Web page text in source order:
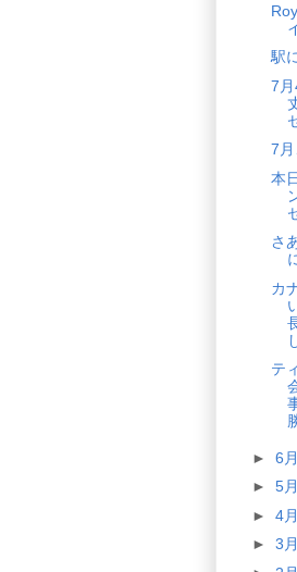
駅
7
7月
本
さ
カ
テ
► 6月
► 5月
► 4月
► 3月